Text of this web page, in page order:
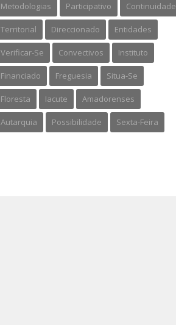
Metodologias Participativo Continuidade
Territorial Direccionado Entidades
Verificar-Se Convectivos Instituto
Financiado Freguesia Situa-Se
Floresta Iacute Amadorenses
Autarquia Possibilidade Sexta-Feira